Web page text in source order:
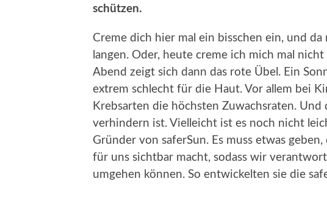
schützen.
Creme dich hier mal ein bisschen ein, und da
langen. Oder, heute creme ich mich mal
Abend zeigt sich dann das rote Übel. Ein
extrem schlecht für die Haut. Vor allem bei
Krebsarten die höchsten Zuwachsraten.
verhindern ist. Vielleicht ist es noch nicht
Gründer von saferSun. Es muss etwas
für uns sichtbar macht, sodass wir
umgehen können. So entwickelten sie die